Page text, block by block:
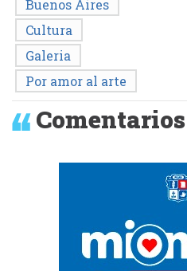
Buenos Aires
Cultura
Galeria
Por amor al arte
Comentarios